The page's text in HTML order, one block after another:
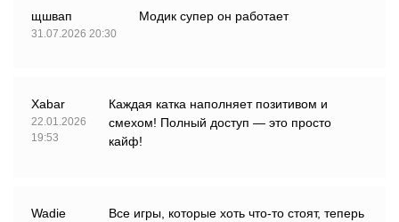
щшвап
31.07.2026 20:30
Модик супер он работает
Xabar
22.01.2026
19:53
Каждая катка наполняет позитивом и
смехом! Полный доступ — это просто
кайф!
Wadie
Все игры, которые хоть что-то стоят, теперь